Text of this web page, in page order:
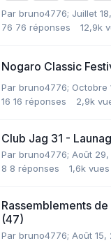
Par bruno4776; Juillet
76 76 réponses 12,9k
Nogaro Classic
Par bruno4776; Octobre
16 16 réponses 2,9k
Club Jag 31 -
Par bruno4776; Août 29,
8 8 réponses 1,6k vues
Rassemblements
(47)
Par bruno4776; Août 15,